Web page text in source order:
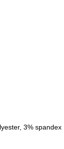
3% spandex